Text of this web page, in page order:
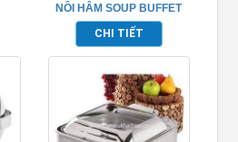
NỒI HÂM SOUP BUFFET
TP697008
CHI TIẾT